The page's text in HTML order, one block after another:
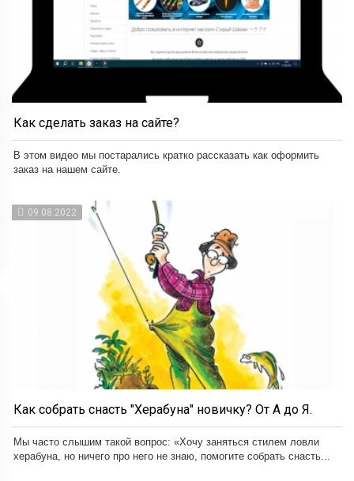
Как сделать заказ на сайте?
В этом видео мы постарались кратко рассказать как оформить
заказ на нашем сайте.
09.08.2022
Как собрать снасть "Херабуна" новичку? От А до Я.
Мы часто слышим такой вопрос: «Хочу заняться стилем ловли
херабуна, но ничего про него не знаю, помогите собрать снасть...